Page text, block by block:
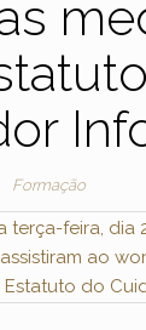
Formação